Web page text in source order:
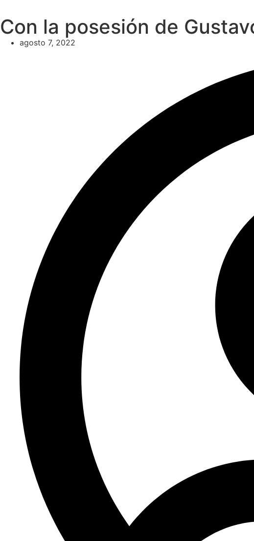
Con la posesión de
agosto 7, 2022